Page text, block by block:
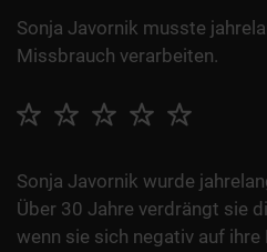
Sonja Javornik musste
Missbrauch verarbeiten.
Sonja Javornik wurde
Über 30 Jahre verdrängt sie
wenn sie sich negativ auf ihre